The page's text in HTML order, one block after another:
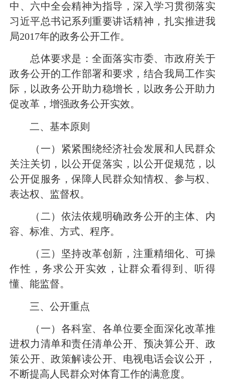
中、六中全会精神为指导，深入学习贯彻落实
习近平总书记系列重要讲话精神，扎实推进我
局2017年的政务公开工作。
总体要求是：全面落实市委、市政府关于
政务公开的工作部署和要求，结合我局工作实
际，以政务公开助力稳增长，以政务公开助力
促改革，增强政务公开实效。
二、基本原则
（一）紧紧围绕经济社会发展和人民群众
关注关切，以公开促落实，以公开促规范，以
公开促服务，保障人民群众知情权、参与权、
表达权、监督权。
（二）依法依规明确政务公开的主体、内
容、标准、方式、程序。
（三）坚持改革创新，注重精细化、可操
作性，务求公开实效，让群众看得到、听得
懂、能监督。
三、公开重点
（一）各科室、各单位要全面深化改革推
进权力清单和责任清单公开、预决算公开、政
策公开、政策解读公开、电视电话会议公开，
不断提高人民群众对体育工作的满意度。